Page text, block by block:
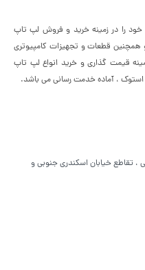
اطلاع وب از سال 83 فعالیت خود را در زمینه خرید و فروش لپ تاپ
قطعات و تجهیزات کامپیوتری
قیمت گذاری و خرید انواع لپ تاپ
، آماده خدمت رسانی می باشد.
، تقاطع خیابان اسکندری جنوبی و